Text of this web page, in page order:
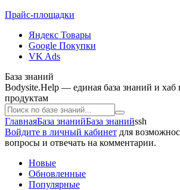
Прайс-площадки
Яндекс Товары
Google Покупки
VK Ads
База знаний
Bodysite.Help — единая база знаний и
продуктам
ГлавнаяБаза знанийБаза знанийssh
Войдите в личный кабинет для
вопросы и отвечать на комментарии.
Новые
Обновленные
Популярные